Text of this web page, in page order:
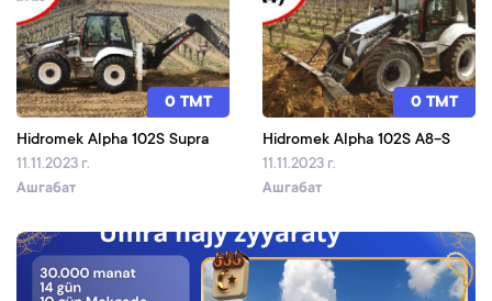
0 TMT
Hidromek Alpha 102S Supra
11.11.2023 г.
Ашгабат
0 TMT
Hidromek Alpha 102S A8-S
11.11.2023 г.
Ашгабат